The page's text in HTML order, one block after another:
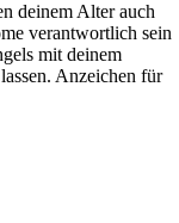
deinem Alter auch
verantwortlich sein
mit deinem
Anzeichen für